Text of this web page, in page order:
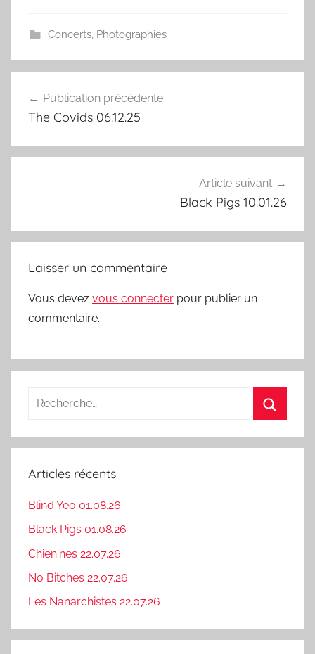
Concerts, Photographies
de
Publication précédente
The Covids 06.12.25
Article suivant
Black Pigs 10.01.26
Laisser un commentaire
Vous devez vous connecter pour publier un
commentaire.
Recherche
:
Articles récents
Blind Yeo 01.08.26
Black Pigs 01.08.26
Chien.nes 22.07.26
No Bitches 22.07.26
Les Nanarchistes 22.07.26